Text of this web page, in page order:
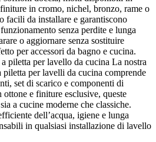
in cromo, nichel, bronzo, rame o
facili da installare e garantiscono
senza perdite e lunga
o aggiornare senza sostituire
per accessori da bagno e cucina.
a piletta per lavello da cucina La nostra
piletta per lavelli da cucina comprende
set di scarico e componenti di
e finiture esclusive, queste
a cucine moderne che classiche.
dell’acqua, igiene e lunga
in qualsiasi installazione di lavello